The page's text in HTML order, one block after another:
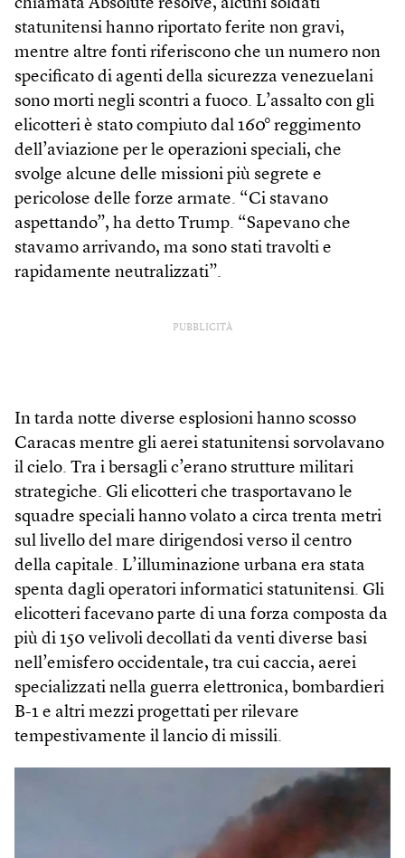
chiamata Absolute resolve, alcuni soldati
statunitensi hanno riportato ferite non gravi,
mentre altre fonti riferiscono che un numero non
specificato di agenti della sicurezza venezuelani
sono morti negli scontri a fuoco. L’assalto con gli
elicotteri è stato compiuto dal 160° reggimento
dell’aviazione per le operazioni speciali, che
svolge alcune delle missioni più segrete e
pericolose delle forze armate. “Ci stavano
aspettando”, ha detto Trump. “Sapevano che
stavamo arrivando, ma sono stati travolti e
rapidamente neutralizzati”.
PUBBLICITÀ
In tarda notte diverse esplosioni hanno scosso
Caracas mentre gli aerei statunitensi sorvolavano
il cielo. Tra i bersagli c’erano strutture militari
strategiche. Gli elicotteri che trasportavano le
squadre speciali hanno volato a circa trenta metri
sul livello del mare dirigendosi verso il centro
della capitale. L’illuminazione urbana era stata
spenta dagli operatori informatici statunitensi. Gli
elicotteri facevano parte di una forza composta da
più di 150 velivoli decollati da venti diverse basi
nell’emisfero occidentale, tra cui caccia, aerei
specializzati nella guerra elettronica, bombardieri
B-1 e altri mezzi progettati per rilevare
tempestivamente il lancio di missili.